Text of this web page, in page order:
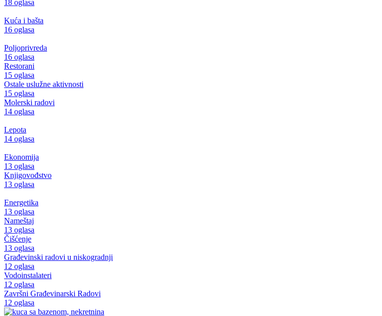
18 oglasa
Kuća i bašta
16 oglasa
Poljoprivreda
16 oglasa
Restorani
15 oglasa
Ostale uslužne aktivnosti
15 oglasa
Molerski radovi
14 oglasa
Lepota
14 oglasa
Ekonomija
13 oglasa
Knjigovođstvo
13 oglasa
Energetika
13 oglasa
Nameštaj
13 oglasa
Čišćenje
13 oglasa
Građevinski radovi u niskogradnji
12 oglasa
Vodoinstalateri
12 oglasa
Završni Građevinarski Radovi
12 oglasa